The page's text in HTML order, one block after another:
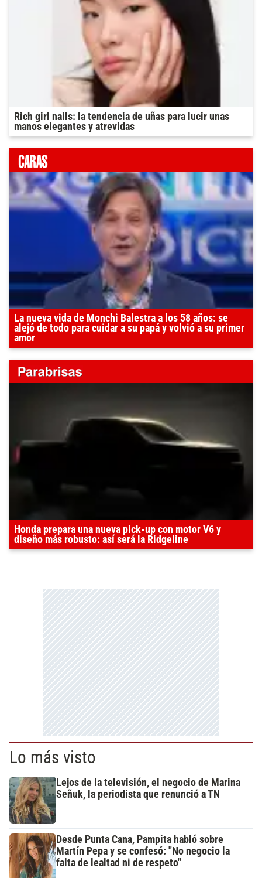
Rich girl nails: la tendencia de uñas para lucir unas
manos elegantes y atrevidas
La nueva vida de Monchi Balestra a los 58 años: se
alejó de todo para cuidar a su papá y volvió a su primer
amor
Honda prepara una nueva pick-up con motor V6 y
diseño más robusto: así será la Ridgeline
Lo más visto
Lejos de la televisión, el negocio de Marina
Señuk, la periodista que renunció a TN
Desde Punta Cana, Pampita habló sobre
Martín Pepa y se confesó: "No negocio la
falta de lealtad ni de respeto"